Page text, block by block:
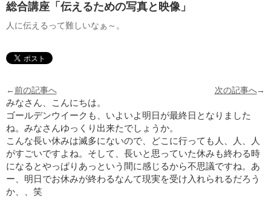
総合講座「伝えるための写真と映像」
人に伝えるって難しいなぁ～。
←前の記事へ 次の記事へ→
みなさん、こんにちは。
ゴールデンウイークも、いよいよ明日が最終日となりました
ね。みなさんゆっくり出来たでしょうか。
こんな長い休みは滅多にないので、どこに行っても人、人、人
がすごいですよね。そして、長いと思っていた休みも終わる時
になるとやっぱりあっという間に感じるから不思議ですね。あ
ー、明日でお休みが終わるなんて現実を受け入れられるだろう
か、、笑